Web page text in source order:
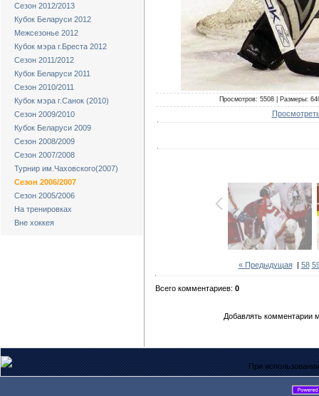
Сезон 2012/2013
Кубок Беларуси 2012
Межсезонье 2012
Кубок мэра г.Бреста 2012
Сезон 2011/2012
Кубок Беларуси 2011
Сезон 2010/2011
Кубок мэра г.Санок (2010)
Сезон 2009/2010
Кубок Беларуси 2009
Сезон 2008/2009
Сезон 2007/2008
Турнир им.Чаховского(2007)
Сезон 2006/2007
Сезон 2005/2006
На тренировках
Вне хоккея
Просмотров: 5508 | Размеры:
« Предыдущая| 58
Всего комментариев: 0
Добавлять комментарии
При